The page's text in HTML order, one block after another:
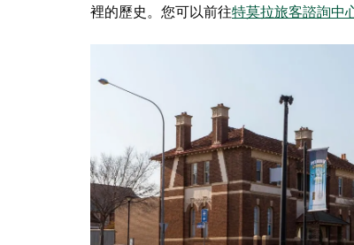
裡的歷史。您可以前往特莫拉旅客諮詢中